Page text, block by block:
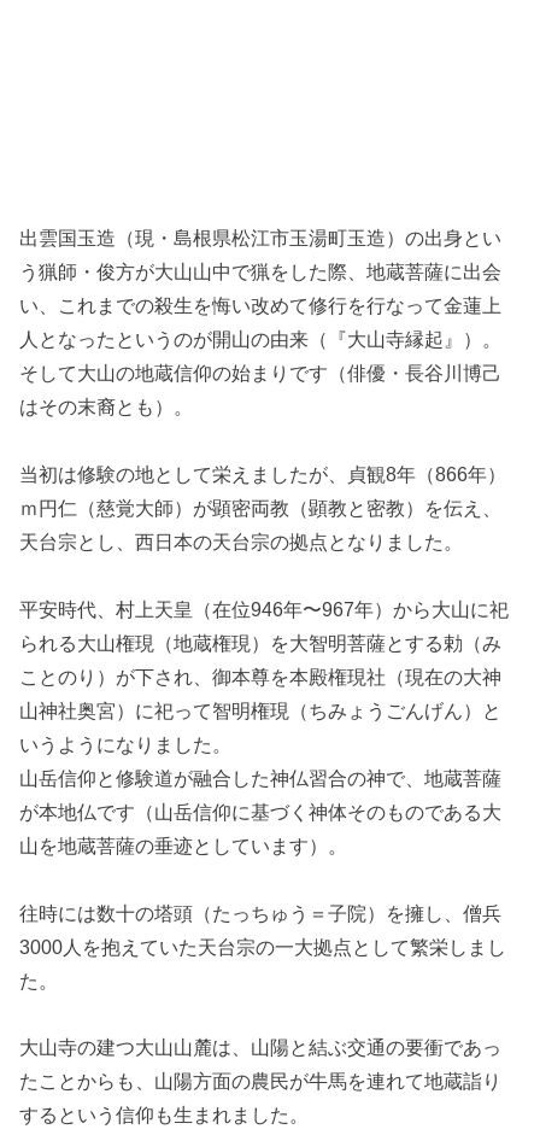
出雲国玉造（現・島根県松江市玉湯町玉造）の出身とい
う猟師・俊方が大山山中で猟をした際、地蔵菩薩に出会
い、これまでの殺生を悔い改めて修行を行なって金蓮上
人となったというのが開山の由来（『大山寺縁起』）。
そして大山の地蔵信仰の始まりです（俳優・長谷川博己
はその末裔とも）。
当初は修験の地として栄えましたが、貞観8年（866年）
ｍ円仁（慈覚大師）が顕密両教（顕教と密教）を伝え、
天台宗とし、西日本の天台宗の拠点となりました。
平安時代、村上天皇（在位946年〜967年）から大山に祀
られる大山権現（地蔵権現）を大智明菩薩とする勅（み
ことのり）が下され、御本尊を本殿権現社（現在の大神
山神社奥宮）に祀って智明権現（ちみょうごんげん）と
いうようになりました。
山岳信仰と修験道が融合した神仏習合の神で、地蔵菩薩
が本地仏です（山岳信仰に基づく神体そのものである大
山を地蔵菩薩の垂迹としています）。
往時には数十の塔頭（たっちゅう＝子院）を擁し、僧兵
3000人を抱えていた天台宗の一大拠点として繁栄しまし
た。
大山寺の建つ大山山麓は、山陽と結ぶ交通の要衝であっ
たことからも、山陽方面の農民が牛馬を連れて地蔵詣り
するという信仰も生まれました。